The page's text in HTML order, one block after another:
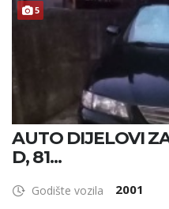
5
AUTO DIJELOVI
D, 81...
Godište vozila 2001